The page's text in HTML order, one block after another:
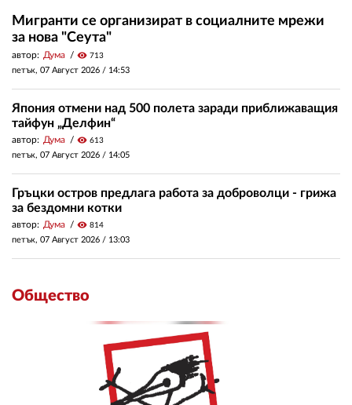
Мигранти се организират в социалните мрежи
за нова "Сеута"
автор: Дума visibility 713
петък, 07 Август 2026 / 14:53
Япония отмени над 500 полета заради приближаващия
тайфун „Делфин“
автор: Дума visibility 613
петък, 07 Август 2026 / 14:05
Гръцки остров предлага работа за доброволци - грижа
за бездомни котки
автор: Дума visibility 814
петък, 07 Август 2026 / 13:03
Общество